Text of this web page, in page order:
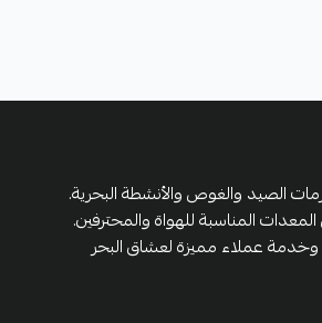
الصيد والغوص والأنشطة البحرية.
المناسبة للهواة والمحترفين.
وخدمة عملاء مميزة لعشاق البحر